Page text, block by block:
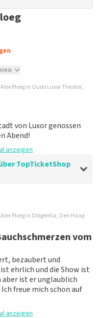
von echten Kunden.
abzugeben, wenn du
hast. Beiträge mit
Angaben werden
dauern, bis eine
Ploeg in Oude Luxor Theater,
von Luxor genossen
Abend!
anzeigen
TopTicketShop
dass wir trotzdem
bekommen
anzeigen
Ploeg in Diligentia, Den Haag
vom
bezaubert und
ehrlich und die Show ist
ist er unglaublich
freue mich schon auf
anzeigen